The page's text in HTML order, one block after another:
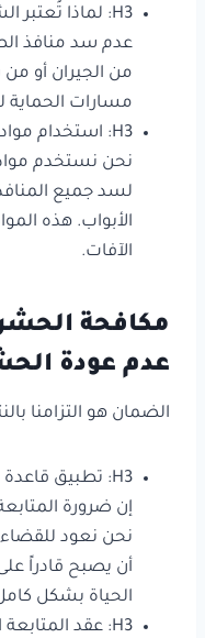
H3: لماذا تُعتبر الشقوق هي “الباب الدوار” للآفات؟
عدم سد منافذ
من الجيران أو
مسارات الحماية
H3: استخدام مواد الإيبوكسي والسيليكون الآمنة.
نحن نستخدم مواد
لسد جميع
الأبواب. هذه
الآفات.
مكافحة
عدم عودة
الضمان هو التزامنا
H3: تطبيق قاعدة “الـ 14 يوماً للمتابعة”.
إن ضرورة
نحن نعود
أن يصبح قادراً
الحياة بشكل
H3: عقد المتابعة السنوية: